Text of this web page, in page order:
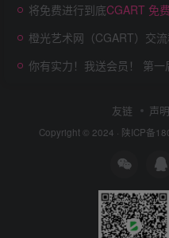
将免费进行到底CGART 免
橙光艺术网（CGART）交
你有实力！我送会员！ 第
友链 声明
Copyright © 2024 · 陕ICP备